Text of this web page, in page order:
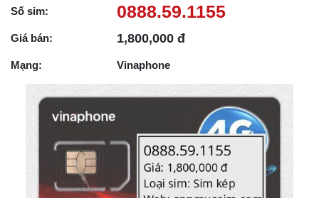
Số sim: 0888.59.1155
Giá bán: 1,800,000 đ
Mạng: Vinaphone